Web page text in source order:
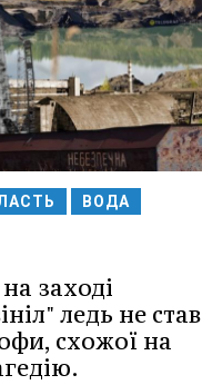
ВОДА
заході
ледь не став
схожої на